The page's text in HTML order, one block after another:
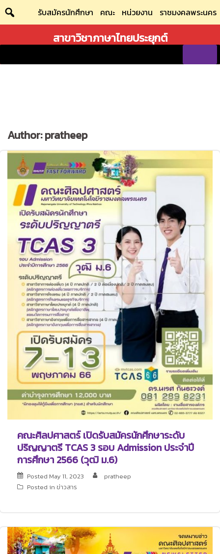
Skip
รับสมัครนักศึกษา คณะ หน่วยงาน ราชมงคลพระนคร
สาขาวิชาภาษาไทยประยุกต์
Author:pratheep
คณะศิลปศาสตร์ เปิดรับสมัครนักศึกษาระดับ
ปริญญาตรี TCAS 3 รอบ Admission ประจำปี
การศึกษา 2566 (วุฒิ ม.6)
Posted May 11, 2023
pratheep
Posted in ข่าวสาร